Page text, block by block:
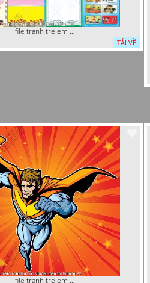
file tranh tre em mam non tieu hoc va hoc sinh 300 x 230
TẢI VỀ
file tranh tre em mam non tieu hoc supper man toi thuong 22